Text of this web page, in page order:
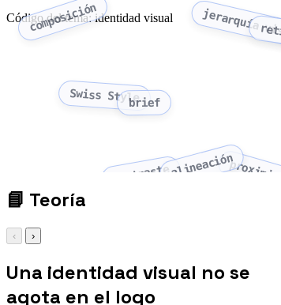
Código del tema: identidad visual
composición jerarquía
Swiss Stylebrief
contrastealineación
📘 Teoría
‹ ›
Una identidad visual no se
agota en el logo